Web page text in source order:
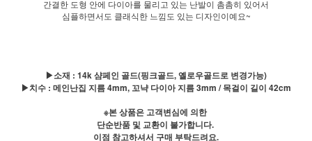
간결한 도형 안에 다이아를 물리고 있는 난발이 촘촘히 있어서
심플하면서도 클래식한 느낌도 있는 디자인이예요~
▶소재 : 14k 샴페인 골드(핑크골드, 옐로우골드로 변경가능)
▶치수 : 메인난집 지름 4mm, 꼬냑 다이아 지름 3mm / 목걸이 길이 42cm
※본 상품은 고객변심에 의한
단순반품 및 교환이 불가합니다.
이점 참고하셔서 구매 부탁드려요.